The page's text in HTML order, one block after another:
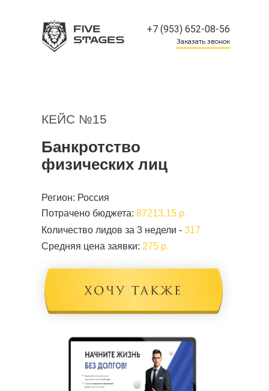
+7 (953) 652-08-56
Заказать звонок
Банкротство
физических лиц
КЕЙС №15
Регион: Россия
Средняя цена заявки: 275 р.
Количество лидов за 3 недели - 317
Потрачено бюджета: 87213,15 р.